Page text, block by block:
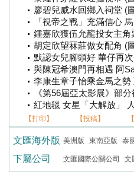
廖碧兒威水回鄉入祠堂 (
「視帝之戰」充滿信心
鍾嘉欣獲伍允龍投女主角
胡定欣望冧莊做女配角 (
默認女兒腳頭好 華仔再
與陳冠希澳門再相遇 阿
李康生章子怡乘金馬之
《第56屆亞太影展》部
紅地毯 女星「大解放」
【打印】 【投稿】
文匯海外版 美洲版 東南亞版 泰
下屬公司 文匯國際公關公司 文